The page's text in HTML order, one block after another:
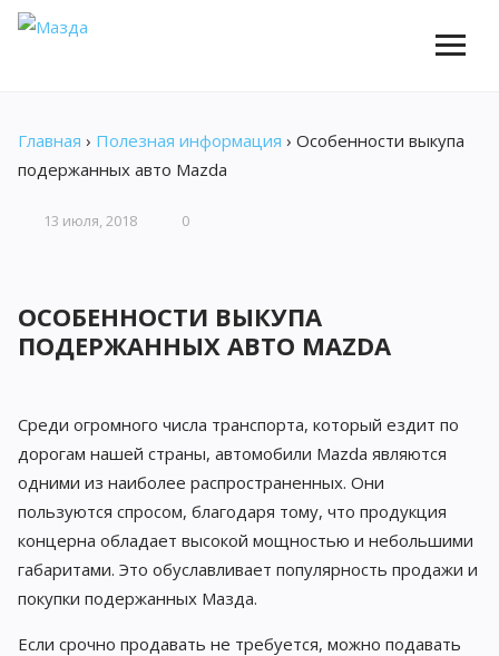
Главная › Полезная информация › Особенности выкупа
подержанных авто Mazda
13 июля, 2018 0
ОСОБЕННОСТИ ВЫКУПА
ПОДЕРЖАННЫХ АВТО MAZDA
Среди огромного числа транспорта, который ездит по
дорогам нашей страны, автомобили Mazda являются
одними из наиболее распространенных. Они
пользуются спросом, благодаря тому, что продукция
концерна обладает высокой мощностью и небольшими
габаритами. Это обуславливает популярность продажи и
покупки подержанных Мазда.
Если срочно продавать не требуется, можно подавать